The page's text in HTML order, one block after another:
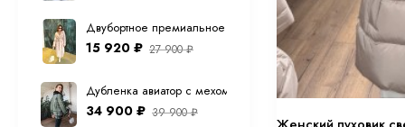
Двубортное премиальное (шерсть ламы) пальто "экрю" 120
15 920 ₽ 27 900₽
Дубленка авиатор с мехом тоскана из натуральной овчины
34 900 ₽ 39 900₽